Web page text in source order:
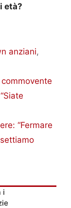
età?
anziani,
“Fermare
i